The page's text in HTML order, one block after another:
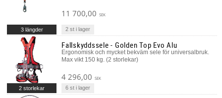
11 700,00 SEK
3 längder 2 st i lager
Fallskyddssele - Golden Top Evo Alu
Ergonomisk och mycket bekväm sele för universalbruk.
Max vikt 150 kg. (2 storlekar)
4 296,00 SEK
2 storlekar 6 st i lager